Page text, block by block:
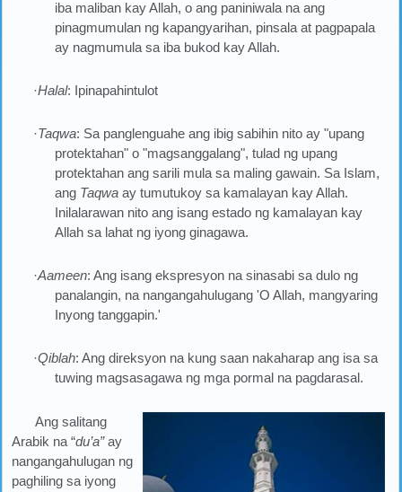
iba maliban kay Allah, o ang paniniwala na ang
pinagmumulan ng kapangyarihan, pinsala at pagpapala
ay nagmumula sa iba bukod kay Allah.
·Halal: Ipinapahintulot
·Taqwa: Sa panglenguahe ang ibig sabihin nito ay "upang
protektahan" o "magsanggalang", tulad ng upang
protektahan ang sarili mula sa maling gawain. Sa Islam,
ang Taqwa ay tumutukoy sa kamalayan kay Allah.
Inilalarawan nito ang isang estado ng kamalayan kay
Allah sa lahat ng iyong ginagawa.
·Aameen: Ang isang ekspresyon na sinasabi sa dulo ng
panalangin, na nangangahulugang 'O Allah, mangyaring
Inyong tanggapin.'
·Qiblah: Ang direksyon na kung saan nakaharap ang isa sa
tuwing magsasagawa ng mga pormal na pagdarasal.
Ang salitang
Arabik na “du’a”ay
nangangahulugan ng
paghiling sa iyong